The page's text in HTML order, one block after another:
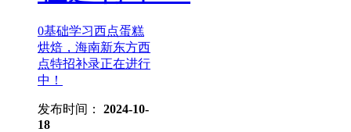
0基础学习西点蛋糕
烘焙，海南新东方西
点特招补录正在进行
中！
发布时间： 2024-10-
18